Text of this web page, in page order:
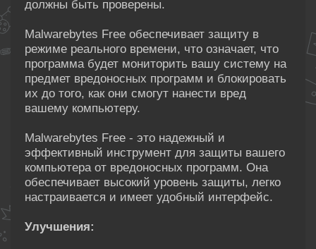
должны быть проверены.
Malwarebytes Free обеспечивает защиту в
режиме реального времени, что означает, что
программа будет мониторить вашу систему на
предмет вредоносных программ и блокировать
их до того, как они смогут нанести вред
вашему компьютеру.
Malwarebytes Free - это надежный и
эффективный инструмент для защиты вашего
компьютера от вредоносных программ. Она
обеспечивает высокий уровень защиты, легко
настраивается и имеет удобный интерфейс.
Улучшения: